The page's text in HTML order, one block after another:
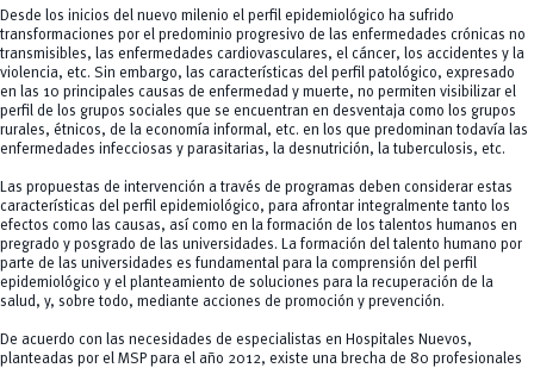
Desde los inicios del nuevo milenio el perfil epidemiológico ha sufrido
transformaciones por el predominio progresivo de las enfermedades crónicas no
transmisibles, las enfermedades cardiovasculares, el cáncer, los accidentes y la
violencia, etc. Sin embargo, las características del perfil patológico, expresado
en las 10 principales causas de enfermedad y muerte, no permiten visibilizar el
perfil de los grupos sociales que se encuentran en desventaja como los grupos
rurales, étnicos, de la economía informal, etc. en los que predominan todavía las
enfermedades infecciosas y parasitarias, la desnutrición, la tuberculosis, etc.
Las propuestas de intervención a través de programas deben considerar estas
características del perfil epidemiológico, para afrontar integralmente tanto los
efectos como las causas, así como en la formación de los talentos humanos en
pregrado y posgrado de las universidades. La formación del talento humano por
parte de las universidades es fundamental para la comprensión del perfil
epidemiológico y el planteamiento de soluciones para la recuperación de la
salud, y, sobre todo, mediante acciones de promoción y prevención.
De acuerdo con las necesidades de especialistas en Hospitales Nuevos,
planteadas por el MSP para el año 2012, existe una brecha de 80 profesionales